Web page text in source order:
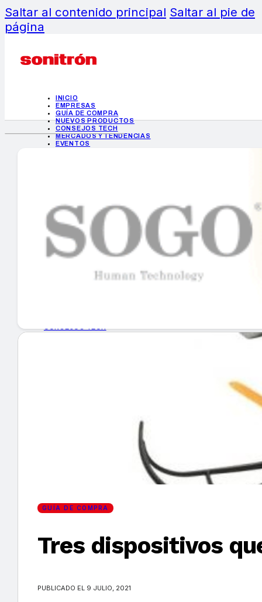
Saltar al contenido principal Saltar al pie de
página
INICIO
EMPRESAS
GUÍA DE COMPRA
NUEVOS PRODUCTOS
CONSEJOS TECH
MERCADOS Y TENDENCIAS
EVENTOS
INICIO
EMPRESAS
GUÍA DE COMPRA
Encuentra tu noticia
GUÍA DE COMPRA
Tres dispositivos
PUBLICADO EL 9 JULIO, 2021